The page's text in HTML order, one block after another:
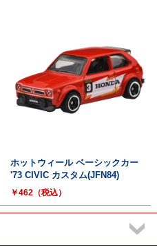
ホットウィール ベーシックカー
'73 CIVIC カスタム(JFN84)
￥462（税込）